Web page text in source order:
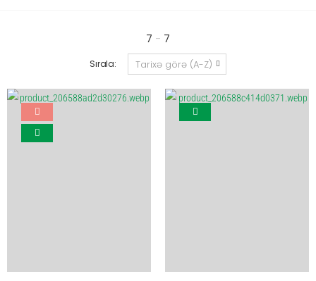
7 - 7
Sırala: